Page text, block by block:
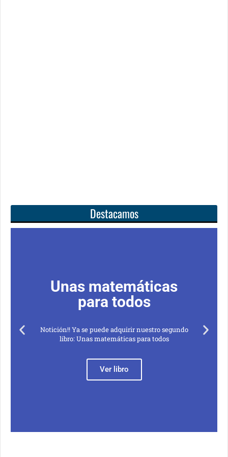
Destacamos
matemáticas
para todos
Ya se puede adquirir nuestro segundo
libro: Unas matemáticas para todos
!Esto es
nuestro